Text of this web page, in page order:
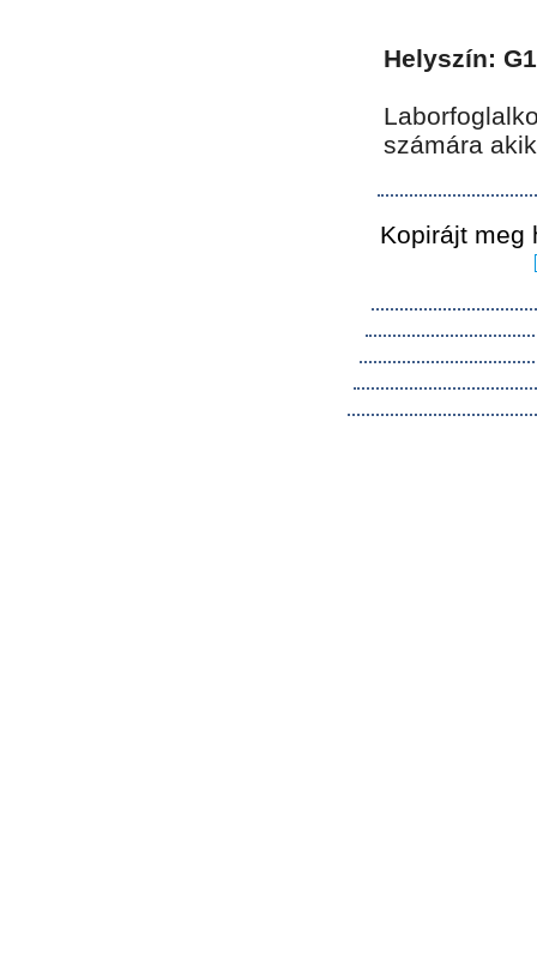
Helyszín:
számára
Kopirájt meg